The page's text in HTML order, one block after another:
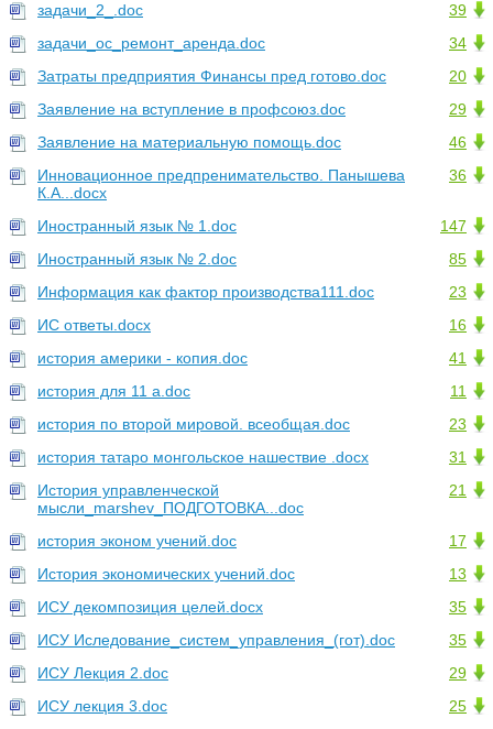
39
задачи_2_.doc
34
задачи_ос_ремонт_аренда.doc
20
Затраты предприятия Финансы пред готово.doc
29
Заявление на вступление в профсоюз.doc
46
Заявление на материальную помощь.doc
36
Инновационное предпренимательство. Панышева
К.А...docx
147
Иностранный язык № 1.doc
85
Иностранный язык № 2.doc
23
Информация как фактор производства111.doc
16
ИС ответы.docx
41
история америки - копия.doc
11
история для 11 а.doc
23
история по второй мировой. всеобщая.doc
31
история татаро монгольское нашествие .docx
21
История управленческой
мысли_marshev_ПОДГОТОВКА...doc
17
история эконом учений.doc
13
История экономических учений.doc
35
ИСУ декомпозиция целей.docx
35
ИСУ Иследование_систем_управления_(гот).doc
29
ИСУ Лекция 2.doc
25
ИСУ лекция 3.doc